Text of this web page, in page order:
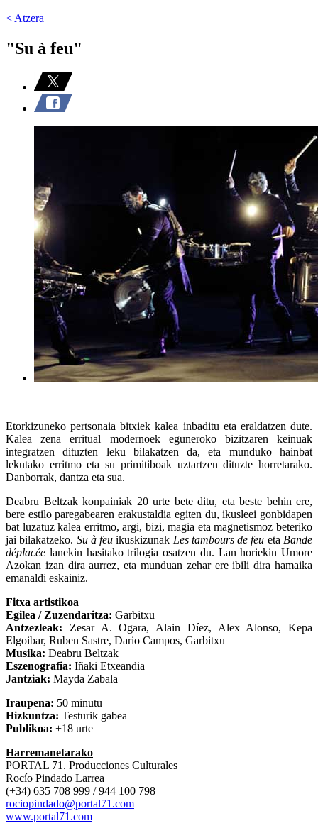
< Atzera
"Su à feu"
Etorkizuneko pertsonaia bitxiek kalea inbaditu eta eraldatzen dute.
Kalea zena erritual modernoek eguneroko bizitzaren keinuak
integratzen dituzten leku bilakatzen da, eta munduko hainbat
lekutako erritmo eta su primitiboak uztartzen dituzte horretarako.
Danborrak, dantza eta sua.
Deabru Beltzak konpainiak 20 urte bete ditu, eta beste behin ere,
bere estilo paregabearen erakustaldia egiten du, ikusleei gonbidapen
bat luzatuz kalea erritmo, argi, bizi, magia eta magnetismoz beteriko
jai bilakatzeko. Su à feu ikuskizunak Les tambours de feu eta Bande
déplacée lanekin hasitako trilogia osatzen du. Lan horiekin Umore
Azokan izan dira aurrez, eta munduan zehar ere ibili dira hamaika
emanaldi eskainiz.
Fitxa artistikoa
Egilea / Zuzendaritza: Garbitxu
Antzezleak: Zesar A. Ogara, Alain Díez, Alex Alonso, Kepa
Elgoibar, Ruben Sastre, Dario Campos, Garbitxu
Musika: Deabru Beltzak
Eszenografia: Iñaki Etxeandia
Jantziak: Mayda Zabala
Iraupena: 50 minutu
Hizkuntza: Testurik gabea
Publikoa: +18 urte
Harremanetarako
PORTAL 71. Producciones Culturales
Rocío Pindado Larrea
(+34) 635 708 999 / 944 100 798
rociopindado@portal71.com
www.portal71.com